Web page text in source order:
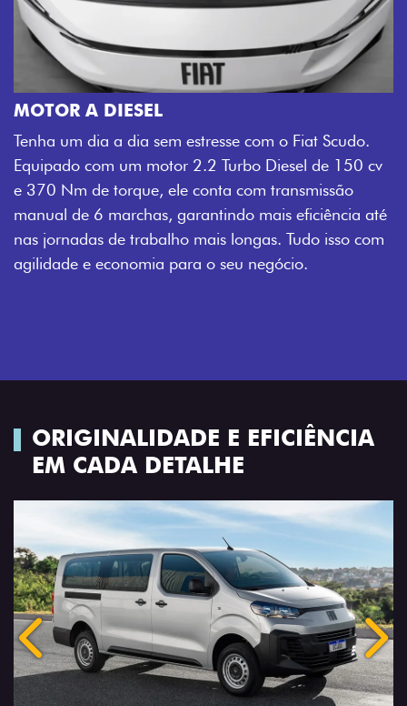
MOTOR A DIESEL
Tenha um dia a dia sem estresse com o Fiat Scudo.
Equipado com um motor 2.2 Turbo Diesel de 150 cv
e 370 Nm de torque, ele conta com transmissão
manual de 6 marchas, garantindo mais eficiência até
nas jornadas de trabalho mais longas. Tudo isso com
agilidade e economia para o seu negócio.
ORIGINALIDADE E EFICIÊNCIA
EM CADA DETALHE
Anterior